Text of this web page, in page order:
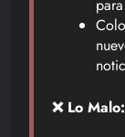
❌ Lo Malo: